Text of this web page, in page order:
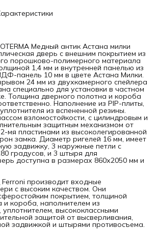
Медный антик Астана милки
дверь с внешним покрытием из
порошково-полимерного материала
1,4 мм и внутренней панелью из
панель 10 мм в цвете Астана Милки.
24 мм из двухкамерного спейлера
специально для установки в частном
Толщина дверного полотна и короба
Наполнение из PIP-плиты,
из вспененной резины.
взломостойкости, с цилиндровым и
защитным механизмом от
мя пластинами из высоколегированной
замка. Диаметр ригелей 16 мм, имеет
задвижку, 3 наружные петли с
градусов, и 3 штыря для
доступна в размерах 860х2050 мм и
производит входные
с высоким качеством. Они
покрытием, толщиной
и короба, наполнителем из
высококлассными
защитой от высверливания,
задвижкой и штырями противосъема.